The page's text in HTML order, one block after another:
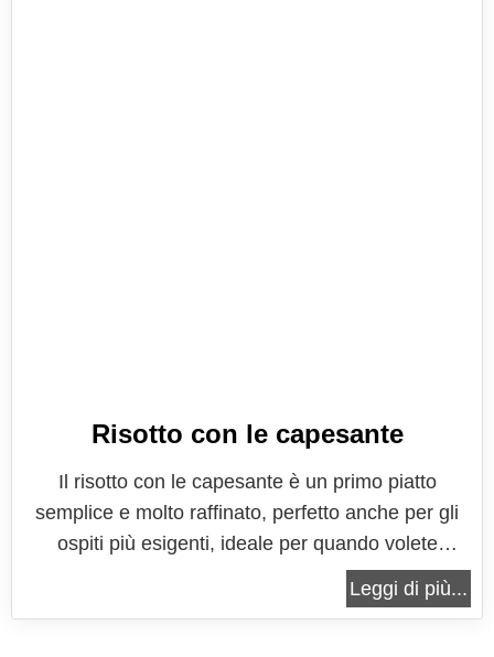
Risotto con le capesante
Il risotto con le capesante è un primo piatto
semplice e molto raffinato, perfetto anche per gli
ospiti più esigenti, ideale per quando volete
proporre qualcosa di particolare e fare bella figura
con qualcuno. Sapori di mare semplici e delicati
Leggi di più...